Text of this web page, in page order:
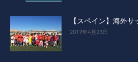
【スペイン】海外
2017年4月23日